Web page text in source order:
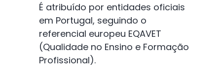
É atribuído por entidades oficiais
em Portugal, seguindo o
referencial europeu EQAVET
(Qualidade no Ensino e Formação
Profissional).